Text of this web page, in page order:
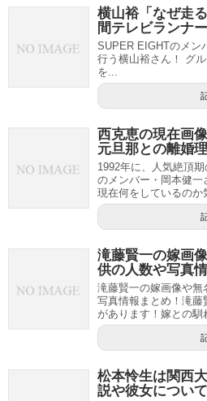
横山裕「なぜ走
間テレビランナ
SUPER EIGHTのメン
行う横山裕さん！ グ
を...
西克恵の現在画
元旦那との離婚
1992年に、人気絶頂
のメンバー・岡本健一
現在何をしているのか
滝藤賢一の嫁画
供の人数や写真
滝藤賢一の嫁画像や
写真情報まとめ！滝
があります！嫁との馴
松本怜生は関西
説や彼女につい